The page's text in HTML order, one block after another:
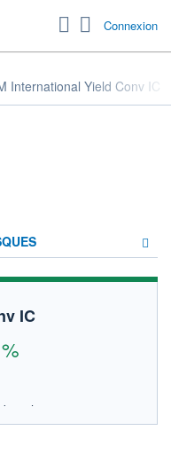
Connexion
International Yield Conv IC
IC
05/08/2026